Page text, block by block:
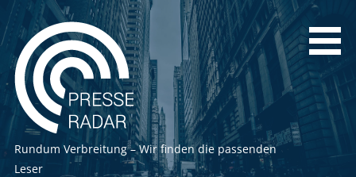
Zum
Inhalt
springen
Rundum Verbreitung – Wir finden die passenden
Leser